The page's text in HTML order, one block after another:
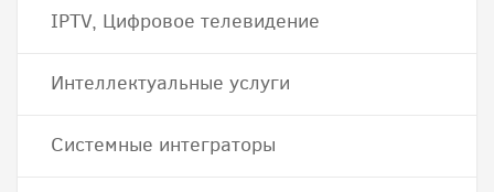
IPTV, Цифровое телевидение
Интеллектуальные услуги
Системные интеграторы